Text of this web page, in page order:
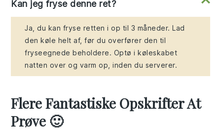
Kan jeg fryse denne ret?
Ja, du kan fryse retten i op til 3 måneder. Lad
den køle helt af, før du overfører den til
fryseegnede beholdere. Optø i køleskabet
natten over og varm op, inden du serverer.
Flere Fantastiske Opskrifter At
Prøve 🙂